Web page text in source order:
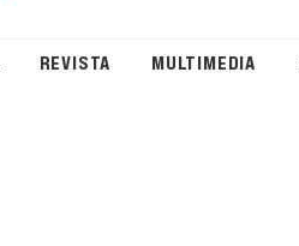
REVISTA MULTIMEDIA